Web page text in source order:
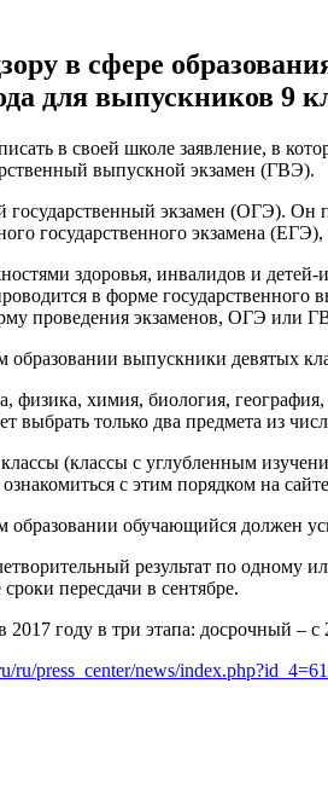
в сфере
для выпускников 9
в своей школе заявление, в
выпускной экзамен (ГВЭ).
экзамен (ОГЭ). Он
государственного экзамена
здоровья, инвалидов и
в форме
проведения экзаменов, ОГЭ или
образовании выпускники девятых
физика, химия, биология,
только два предмета из
(классы с углубленным
с этим порядком на
образовании обучающийся
результат по одному
пересдачи в сентябре.
году в три этапа: досрочный –
ru/press_center/news/